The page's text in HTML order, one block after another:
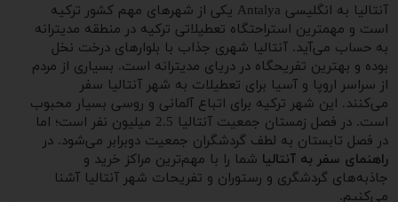
آنتالیا به انگلیسی Antalya یکی از شهرهای مهم کشور ترکیه
است و مهمترین استراحتگاه تعطیلاتی ترکیه در منطقه مدیترانه
به حساب می‌آید. آنتالیا شهری جذاب با بلوارهای درخت نخل
بوده و بهترین تفریحگاه در دریای مدیترانه است. بسیاری از مردم
از سراسر اروپا و آسیا برای تعطیلات به شهر آنتالیا سفر
می‌کنند. این شهر ترکیه برای اتباع آلمانی و روسی بسیار محبوب
است. در فصل زمستان جمعیت آنتالیا 2.5 میلیون نفر است؛ اما
در فصل تابستان به لطف گردشگران جمعیت دوبرابر می‌شود. در
راهنمای سفر به آنتالیا شما را با مهم‌ترین مراکز خرید و
جاذبه‌های گردشگری و رستوران و تفریحات شهر آنتالیا آشنا
می‌کنیم.